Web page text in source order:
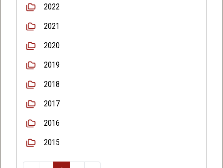
2022
2021
2020
2019
2018
2017
2016
2015